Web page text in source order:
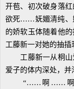
开苞、初次破身落
欲死……妩媚清纯、
的娇软玉体随着他
工藤新一对她的抽插
工藤新一从桐山
爱子的体内深处，并
“……啊……啊